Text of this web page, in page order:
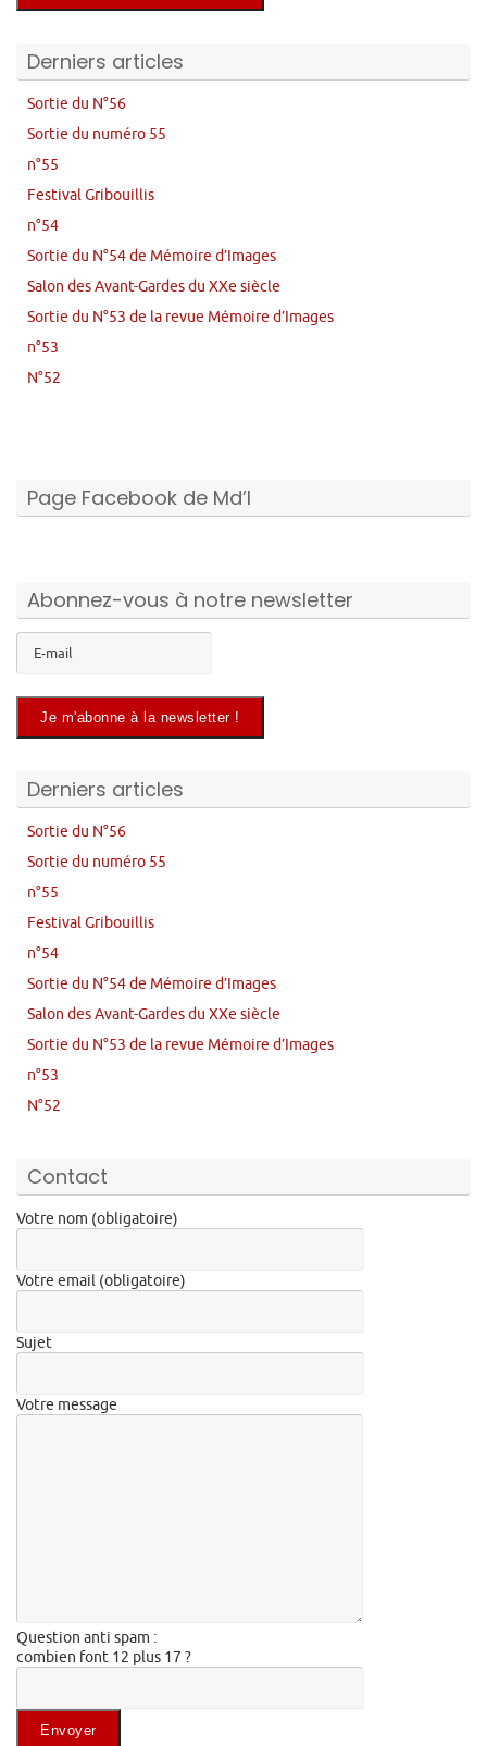
Derniers articles
Sortie du N°56
Sortie du numéro 55
n°55
Festival Gribouillis
n°54
Sortie du N°54 de Mémoire d’Images
Salon des Avant-Gardes du XXe siècle
Sortie du N°53 de la revue Mémoire d’Images
n°53
N°52
Page Facebook de Md’I
Abonnez-vous à notre newsletter
Derniers articles
Sortie du N°56
Sortie du numéro 55
n°55
Festival Gribouillis
n°54
Sortie du N°54 de Mémoire d’Images
Salon des Avant-Gardes du XXe siècle
Sortie du N°53 de la revue Mémoire d’Images
n°53
N°52
Contact
Votre nom (obligatoire)
Votre email (obligatoire)
Sujet
Votre message
Question anti spam :
combien font 12 plus 17 ?